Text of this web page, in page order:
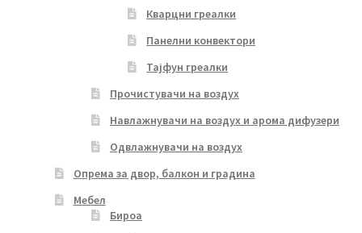
Кварцни греалки
Панелни конвектори
Тајфун греалки
Прочистувачи на воздух
Навлажнувачи на воздух и арома дифузери
Одвлажнувачи на воздух
Опрема за двор, балкон и градина
Мебел
Бироа